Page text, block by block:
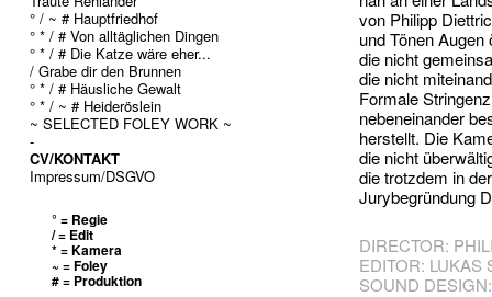
° / ~ # Hauptfriedhof
° * / # Von alltäglichen Dingen
° * / # Die Katze wäre eher...
/ Grabe dir den Brunnen
° * / # Häusliche Gewalt
° * / ~ # Heideröslein
~ SELECTED FOLEY WORK ~
-
CV/KONTAKT
Impressum/DSGVO
° = Regie
/ = Edit
* = Kamera
~ = Foley
# = Produktion
von Philipp
und Tönen
die nicht
die nicht
Formale
nebeneinander
herstellt. Die
die nicht
die trotzdem in
Jurybegründung
DIRECTOR:
EDITOR: LUKAS
SOUND